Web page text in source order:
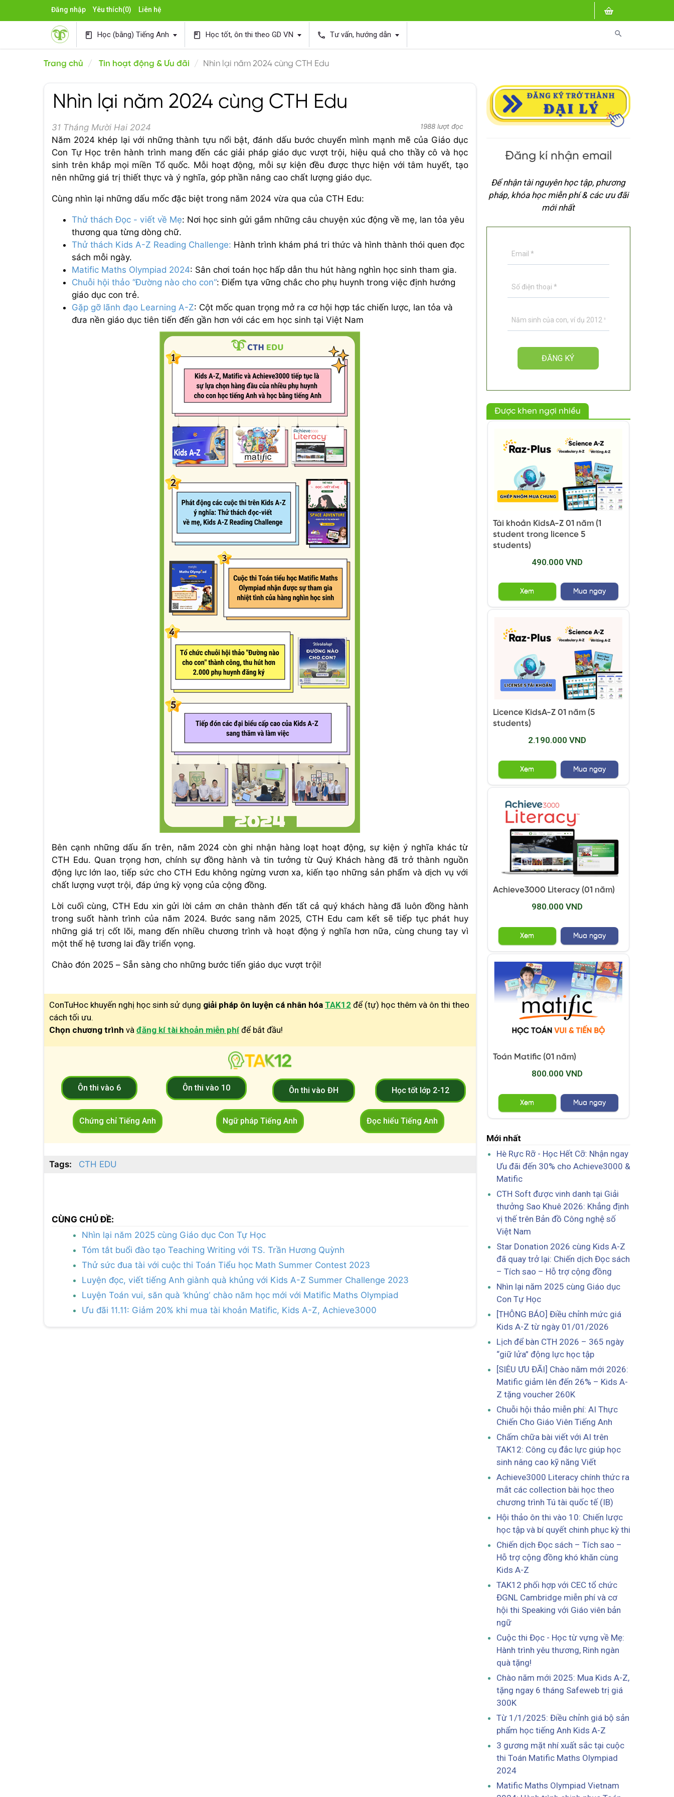
Đăng nhập Yêu thích(0) Liên hệ
search
book Học (bằng) Tiếng Anh book Học tốt, ôn thi theo GD VN phone Tư vấn, hướng dẫn
Trang chủ Tin hoạt động & Ưu đãi Nhìn lại năm 2024 cùng CTH Edu
Nhìn lại năm 2024 cùng CTH Edu
31 Tháng Mười Hai 2024 1988 lượt đọc
Năm 2024 khép lại với những thành tựu nổi bật, đánh dấu bước chuyển mình mạnh mẽ của Giáo dục
Con Tự Học trên hành trình mang đến các giải pháp giáo dục vượt trội, hiệu quả cho thầy cô và học
sinh trên khắp mọi miền Tổ quốc. Mỗi hoạt động, mỗi sự kiện đều được thực hiện với tâm huyết, tạo
nên những giá trị thiết thực và ý nghĩa, góp phần nâng cao chất lượng giáo dục.
Cùng nhìn lại những dấu mốc đặc biệt trong năm 2024 vừa qua của CTH Edu:
Thử thách Đọc - viết về Mẹ: Nơi học sinh gửi gắm những câu chuyện xúc động về mẹ, lan tỏa yêu
thương qua từng dòng chữ.
Thử thách Kids A-Z Reading Challenge: Hành trình khám phá tri thức và hình thành thói quen đọc
sách mỗi ngày.
Matific Maths Olympiad 2024: Sân chơi toán học hấp dẫn thu hút hàng nghìn học sinh tham gia.
Chuỗi hội thảo “Đường nào cho con”: Điểm tựa vững chắc cho phụ huynh trong việc định hướng
giáo dục con trẻ.
Gặp gỡ lãnh đạo Learning A-Z: Cột mốc quan trọng mở ra cơ hội hợp tác chiến lược, lan tỏa và
đưa nền giáo dục tiên tiến đến gần hơn với các em học sinh tại Việt Nam
Bên cạnh những dấu ấn trên, năm 2024 còn ghi nhận hàng loạt hoạt động, sự kiện ý nghĩa khác từ
CTH Edu. Quan trọng hơn, chính sự đồng hành và tin tưởng từ Quý Khách hàng đã trở thành nguồn
động lực lớn lao, tiếp sức cho CTH Edu không ngừng vươn xa, kiến tạo những sản phẩm và dịch vụ với
chất lượng vượt trội, đáp ứng kỳ vọng của cộng đồng.
Lời cuối cùng, CTH Edu xin gửi lời cảm ơn chân thành đến tất cả quý khách hàng đã luôn đồng hành
trong suốt hành trình của năm 2024. Bước sang năm 2025, CTH Edu cam kết sẽ tiếp tục phát huy
những giá trị cốt lõi, mang đến nhiều chương trình và hoạt động ý nghĩa hơn nữa, cùng chung tay vì
một thế hệ tương lai đầy triển vọng.
Chào đón 2025 – Sẵn sàng cho những bước tiến giáo dục vượt trội!
ConTuHoc khuyến nghị học sinh sử dụng giải pháp ôn luyện cá nhân hóa TAK12 để (tự) học thêm và ôn thi theo
cách tối ưu.
Chọn chương trình và đăng kí tài khoản miễn phí để bắt đầu!
Ôn thi vào 6 Ôn thi vào 10 Ôn thi vào ĐH Học tốt lớp 2-12
Chứng chỉ Tiếng Anh Ngữ pháp Tiếng Anh Đọc hiểu Tiếng Anh
Tags: CTH EDU
CÙNG CHỦ ĐỀ:
Nhìn lại năm 2025 cùng Giáo dục Con Tự Học
Tóm tắt buổi đào tạo Teaching Writing với TS. Trần Hương Quỳnh
Thử sức đua tài với cuộc thi Toán Tiểu học Math Summer Contest 2023
Luyện đọc, viết tiếng Anh giành quà khủng với Kids A-Z Summer Challenge 2023
Luyện Toán vui, săn quà ‘khủng’ chào năm học mới với Matific Maths Olympiad
Ưu đãi 11.11: Giảm 20% khi mua tài khoản Matific, Kids A-Z, Achieve3000
Đăng kí nhận email
Để nhận tài nguyên học tập, phương
pháp, khóa học miễn phí & các ưu đãi
mới nhất
Được khen ngợi nhiều
Tài khoản KidsA-Z 01 năm (1
student trong licence 5
students)
490.000 VND
Xem Mua ngay
Licence KidsA-Z 01 năm (5
students)
2.190.000 VND
Xem Mua ngay
Achieve3000 Literacy (01 năm)
980.000 VND
Xem Mua ngay
Toán Matific (01 năm)
800.000 VND
Xem Mua ngay
Mới nhất
Hè Rực Rỡ - Học Hết Cỡ: Nhận ngay
Ưu đãi đến 30% cho Achieve3000 &
Matific
CTH Soft được vinh danh tại Giải
thưởng Sao Khuê 2026: Khẳng định
vị thế trên Bản đồ Công nghệ số
Việt Nam
Star Donation 2026 cùng Kids A-Z
đã quay trở lại: Chiến dịch Đọc sách
– Tích sao – Hỗ trợ cộng đồng
Nhìn lại năm 2025 cùng Giáo dục
Con Tự Học
[THÔNG BÁO] Điều chỉnh mức giá
Kids A-Z từ ngày 01/01/2026
Lịch để bàn CTH 2026 – 365 ngày
“giữ lửa” động lực học tập
[SIÊU ƯU ĐÃI] Chào năm mới 2026:
Matific giảm lên đến 26% – Kids A-
Z tặng voucher 260K
Chuỗi hội thảo miễn phí: AI Thực
Chiến Cho Giáo Viên Tiếng Anh
Chấm chữa bài viết với AI trên
TAK12: Công cụ đắc lực giúp học
sinh nâng cao kỹ năng Viết
Achieve3000 Literacy chính thức ra
mắt các collection bài học theo
chương trình Tú tài quốc tế (IB)
Hội thảo ôn thi vào 10: Chiến lược
học tập và bí quyết chinh phục kỳ thi
Chiến dịch Đọc sách – Tích sao –
Hỗ trợ cộng đồng khó khăn cùng
Kids A-Z
TAK12 phối hợp với CEC tổ chức
ĐGNL Cambridge miễn phí và cơ
hội thi Speaking với Giáo viên bản
ngữ
Cuộc thi Đọc - Học từ vựng về Mẹ:
Hành trình yêu thương, Rinh ngàn
quà tặng!
Chào năm mới 2025: Mua Kids A-Z,
tặng ngay 6 tháng Safeweb trị giá
300K
Từ 1/1/2025: Điều chỉnh giá bộ sản
phẩm học tiếng Anh Kids A-Z
3 gương mặt nhí xuất sắc tại cuộc
thi Toán Matific Maths Olympiad
2024
Matific Maths Olympiad Vietnam